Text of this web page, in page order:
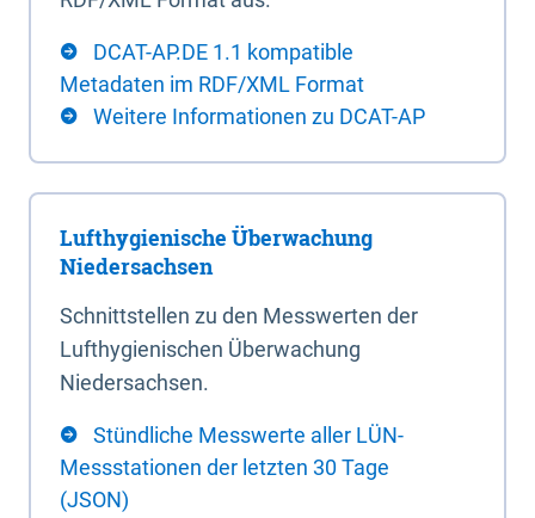
DCAT-AP.DE 1.1 kompatible
Metadaten im RDF/XML Format
Weitere Informationen zu DCAT-AP
Lufthygienische Überwachung
Niedersachsen
Schnittstellen zu den Messwerten der
Lufthygienischen Überwachung
Niedersachsen.
Stündliche Messwerte aller LÜN-
Messstationen der letzten 30 Tage
(JSON)